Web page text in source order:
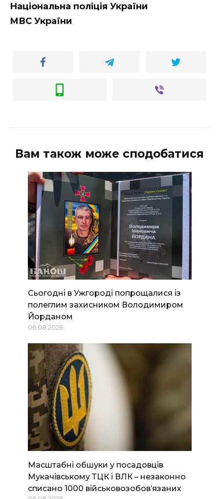
Національна поліція України
МВС України
Вам також може сподобатися
Сьогодні в Ужгороді попрощалися із
полеглим захисником Володимиром
Йорданом
06.08.2026
Масштабні обшуки у посадовців
Мукачівському ТЦК і ВЛК – незаконно
списано 1000 військовозобов’язаних